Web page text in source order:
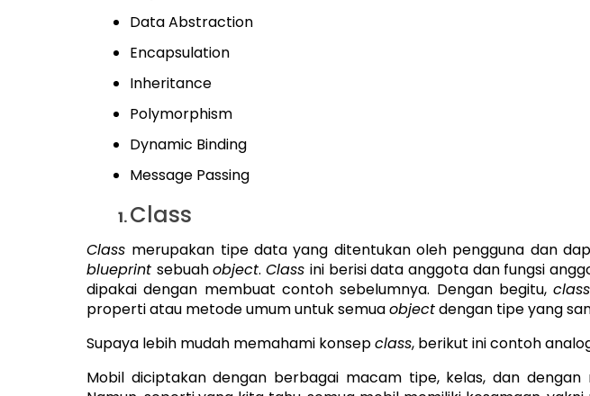
Data Abstraction
Encapsulation
Inheritance
Polymorphism
Dynamic Binding
Message Passing
Class
Class merupakan tipe data yang ditentukan oleh pengguna dan
blueprint sebuahobject.Class ini berisi data anggota dan fungsi
dipakai dengan membuat contoh sebelumnya. Dengan begitu,class
properti atau metode umum untuk semuaobjectdengan tipe yang
Supaya lebih mudah memahami konsepclass, berikut ini contoh
Mobil diciptakan dengan berbagai macam tipe, kelas, dan